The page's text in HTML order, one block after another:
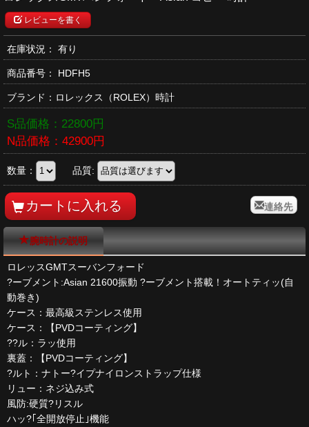
レビューを書く
在庫状況： 有り
商品番号： HDFH5
ブランド： ロレックス （ROLEX）時計
S品価格： 22800円
N品価格： 42900円
数量： 品質:
連絡先
腕時計の説明
ロレッスGMTスーバンフォード
?ーブメント:Asian 21600振動 ?ーブメント搭載！オートティッ(自
動巻き)
ケース：最高級ステンレス使用
ケース：【PVDコーティング】
??ル：ラッ使用
裏蓋：【PVDコーティング】
?ルト：ナトー?イプナイロンストラップ仕様
リュー：ネジ込み式
風防:硬質?リスル
ハッ?｢全開放停止｣機能